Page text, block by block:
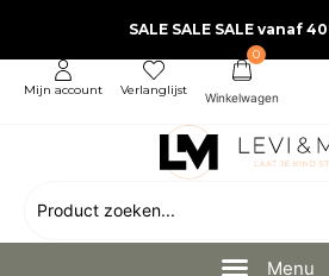
SALE SALE SALE vanaf
Mijn account Verlanglijst
0